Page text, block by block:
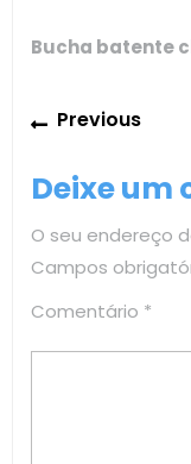
Bucha batente
Navegação
de
Post
Previous
Deixe um
O seu endereço
Campos
Comentário *